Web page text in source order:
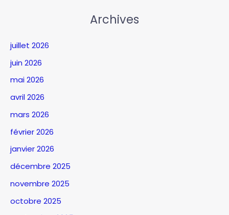
Archives
juillet 2026
juin 2026
mai 2026
avril 2026
mars 2026
février 2026
janvier 2026
décembre 2025
novembre 2025
octobre 2025